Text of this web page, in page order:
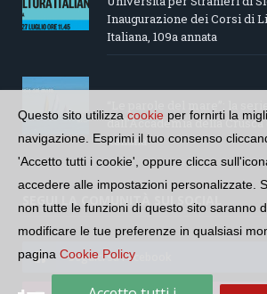
Inaugurazione dei Corsi di
Italiana, 109a annata
dall’Accademia della Crusca
italiana
SEGUI LA COMUNITÀ SUI SOCIAL
Seguici su Facebook
Questo sito utilizza cookie per fornirti la
navigazione. Esprimi il tuo consenso
'Accetto tutti i cookie', oppure clicca
accedere alle impostazioni personalizzate.
non tutte le funzioni di questo sito saranno
modificare le tue preferenze in qualsiasi
pagina Cookie Policy